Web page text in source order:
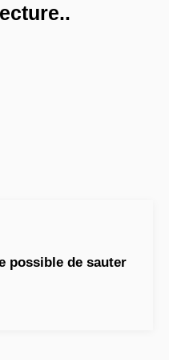
possible de sauter